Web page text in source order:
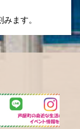
ます。